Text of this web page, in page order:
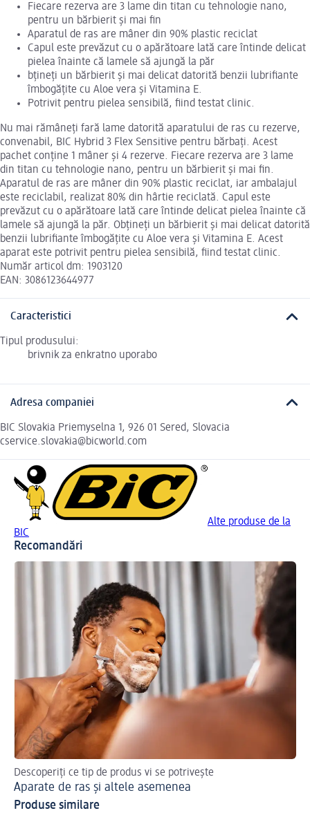
Fiecare rezerva are 3 lame din titan cu tehnologie nano,
pentru un bărbierit și mai fin
Aparatul de ras are mâner din 90% plastic reciclat
Capul este prevăzut cu o apărătoare lată care întinde delicat
pielea înainte că lamele să ajungă la păr
bțineți un bărbierit și mai delicat datorită benzii lubrifiante
îmbogățite cu Aloe vera și Vitamina E.
Potrivit pentru pielea sensibilă, fiind testat clinic.
Nu mai rămâneți fară lame datorită aparatului de ras cu rezerve,
convenabil, BIC Hybrid 3 Flex Sensitive pentru bărbați. Acest
pachet conține 1 mâner și 4 rezerve. Fiecare rezerva are 3 lame
din titan cu tehnologie nano, pentru un bărbierit și mai fin.
Aparatul de ras are mâner din 90% plastic reciclat, iar ambalajul
este reciclabil, realizat 80% din hârtie reciclată. Capul este
prevăzut cu o apărătoare lată care întinde delicat pielea înainte că
lamele să ajungă la păr. Obțineți un bărbierit și mai delicat datorită
benzii lubrifiante îmbogățite cu Aloe vera și Vitamina E. Acest
aparat este potrivit pentru pielea sensibilă, fiind testat clinic.
Număr articol dm: 1903120
EAN: 3086123644977
Caracteristici
Tipul produsului:
brivnik za enkratno uporabo
Adresa companiei
BIC Slovakia Priemyselna 1, 926 01 Sered, Slovacia
cservice.slovakia@bicworld.com
Alte produse de la
BIC
Recomandări
Descoperiți ce tip de produs vi se potrivește
Aparate de ras și altele asemenea
Produse similare